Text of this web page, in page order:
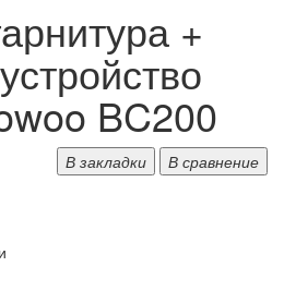
+
BC200
В закладки В сравнение